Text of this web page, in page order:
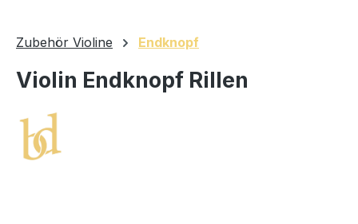
Zubehör Violine Endknopf
Violin Endknopf Rillen